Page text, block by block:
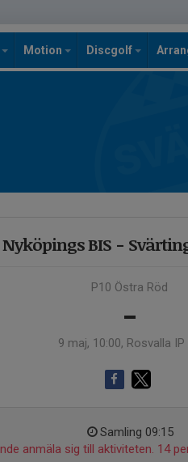
Motion Discgolf
Nyköpings BIS -
P10 Östra Röd
-
9 maj, 10:00, Rosvalla IP
Samling 09:15
anmäla sig till aktiviteten. 14